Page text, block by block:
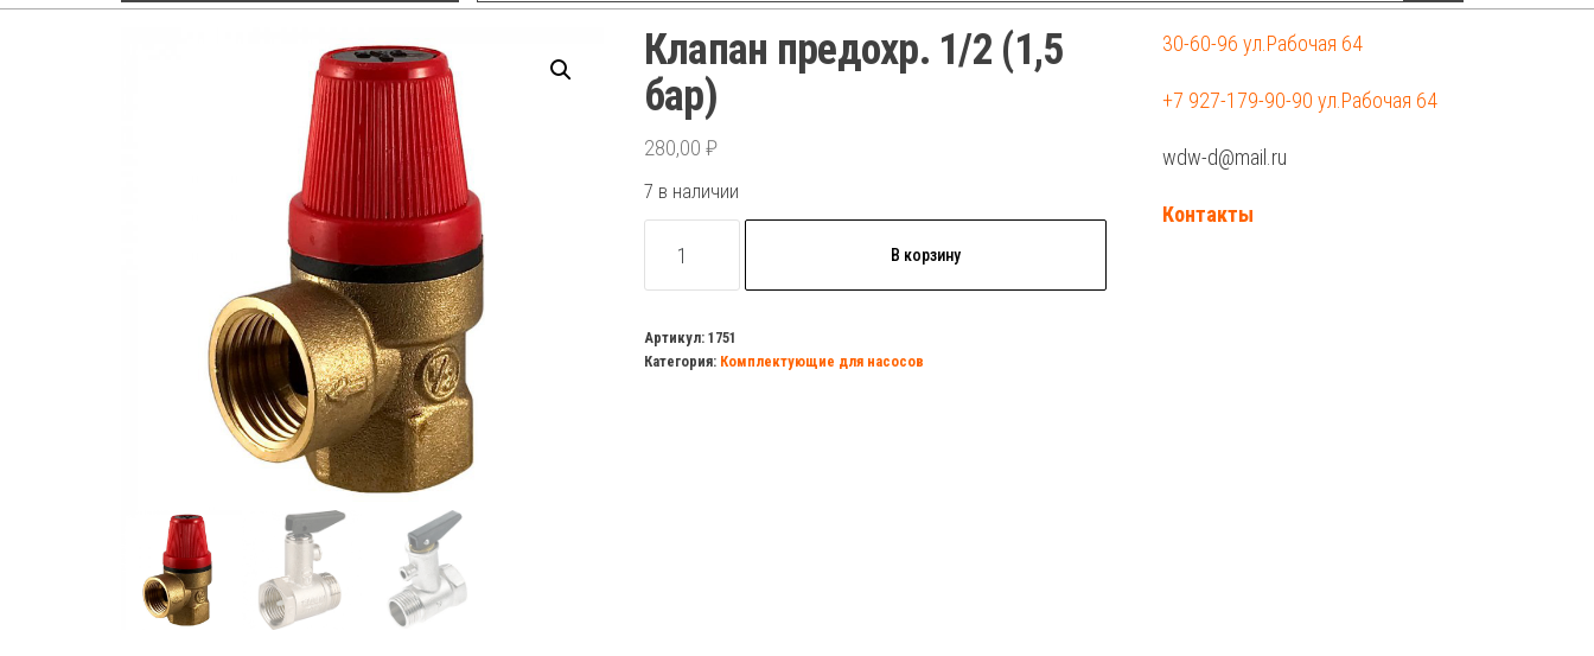
Клапан предохр. 1/2 (1,5
бар)
280,00 ₽
7 в наличии
товара
предохр.
1/2
В корзину
Артикул: 1751
Категория: Комплектующие для насосов
30-60-96 ул.Рабочая 64
+7 927-179-90-90 ул.Рабочая 64
wdw-d@mail.ru
Контакты